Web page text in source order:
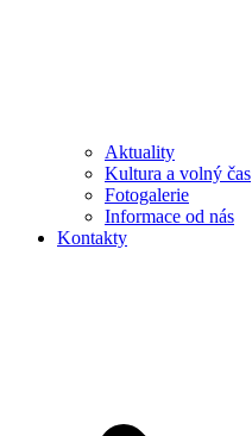
Aktuality
Kultura a volný čas
Fotogalerie
Informace od nás
Kontakty